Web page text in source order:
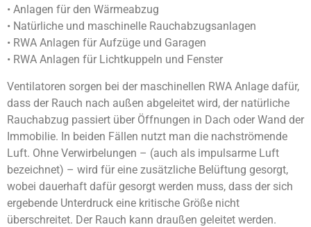
• Anlagen für den Wärmeabzug
• Natürliche und maschinelle Rauchabzugsanlagen
• RWA Anlagen für Aufzüge und Garagen
• RWA Anlagen für Lichtkuppeln und Fenster
Ventilatoren sorgen bei der maschinellen RWA Anlage dafür,
dass der Rauch nach außen abgeleitet wird, der natürliche
Rauchabzug passiert über Öffnungen in Dach oder Wand der
Immobilie. In beiden Fällen nutzt man die nachströmende
Luft. Ohne Verwirbelungen – (auch als impulsarme Luft
bezeichnet) – wird für eine zusätzliche Belüftung gesorgt,
wobei dauerhaft dafür gesorgt werden muss, dass der sich
ergebende Unterdruck eine kritische Größe nicht
überschreitet. Der Rauch kann draußen geleitet werden.